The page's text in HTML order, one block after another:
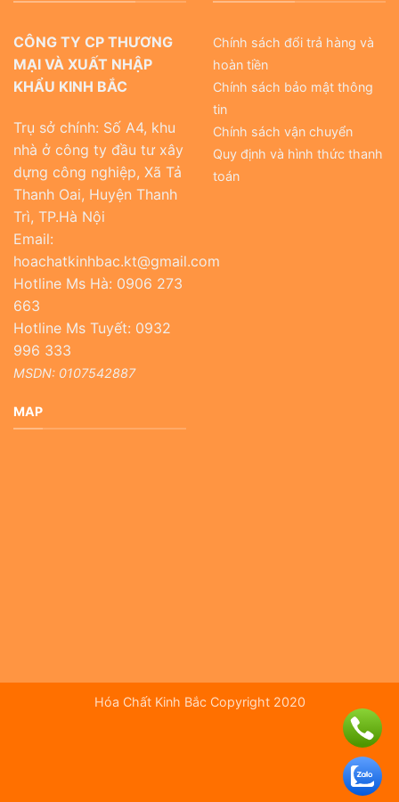
CÔNG TY CP THƯƠNG
MẠI VÀ XUẤT NHẬP
KHẨU KINH BẮC
Trụ sở chính: Số A4, khu
nhà ở công ty đầu tư xây
dựng công nghiệp, Xã Tả
Thanh Oai, Huyện Thanh
Trì, TP.Hà Nội
Email:
hoachatkinhbac.kt@gmail.com
Hotline Ms Hà: 0906 273
663
Hotline Ms Tuyết: 0932
996 333
MSDN: 0107542887
Chính sách đổi trả hàng và
hoàn tiền
Chính sách bảo mật thông
tin
Chính sách vận chuyển
Quy định và hình thức thanh
toán
MAP
Hóa Chất Kinh Bắc Copyright 2020